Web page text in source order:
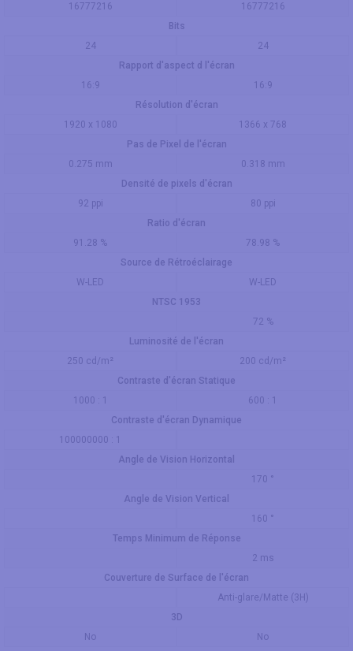
16777216
16777216
Bits
24
24
Rapport d'aspect d l'écran
16:9
16:9
Résolution d'écran
1920 x 1080
1366 x 768
Pas de Pixel de l'écran
0.275 mm
0.318 mm
Densité de pixels d'écran
92 ppi
80 ppi
Ratio d'écran
91.28 %
78.98 %
Source de Rétroéclairage
W-LED
W-LED
NTSC 1953
72 %
Luminosité de l'écran
250 cd/m²
200 cd/m²
Contraste d'écran Statique
1000 : 1
600 : 1
Contraste d'écran Dynamique
100000000 : 1
Angle de Vision Horizontal
170 °
Angle de Vision Vertical
160 °
Temps Minimum de Réponse
2 ms
Couverture de Surface de l'écran
Anti-glare/Matte (3H)
3D
No
No